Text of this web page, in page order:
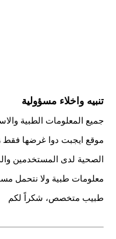
تنبيه واخلاء مسؤولية
جميع المعلومات الطبية
موقع ايجبت دوا غرضها فقط
الصحية لدى المستخدمين
معلومات طبية ولا نتحمل
طبيب متخصص، شكراً لكم